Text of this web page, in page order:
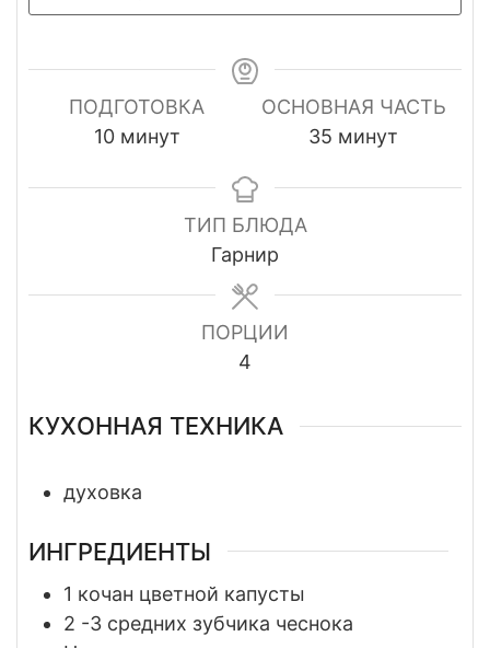
ПОДГОТОВКА
10минуты
минут
ОСНОВНАЯ ЧАСТЬ
35 минуты
минут
ТИП БЛЮДА
Гарнир
ПОРЦИИ
4
КУХОННАЯ ТЕХНИКА
духовка
ИНГРЕДИЕНТЫ
1 кочан цветной капусты
2 -3 средних зубчика чеснока